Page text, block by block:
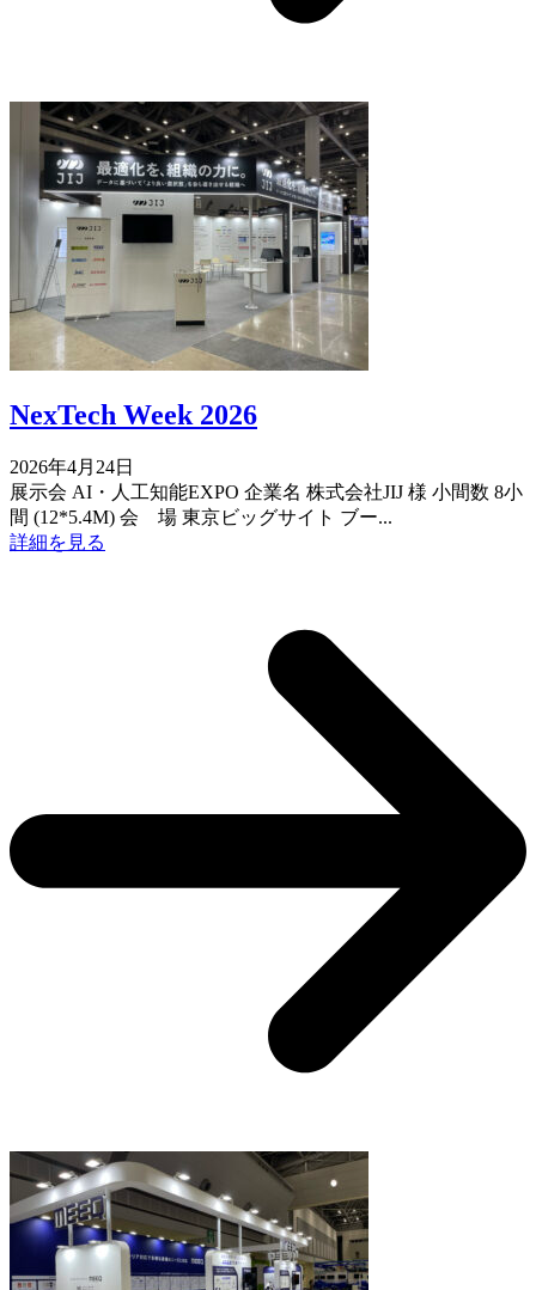
NexTech Week 2026
2026年4月24日
展示会 AI・人工知能EXPO 企業名 株式会社JIJ 様 小間数 8小
間 (12*5.4M) 会 場 東京ビッグサイト ブー...
詳細を見る